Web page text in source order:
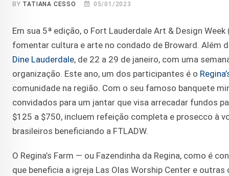
BY TATIANA CESSO 05/01/2023
Em sua 5ª edição, o Fort Lauderdale Art & Design Week
fomentar cultura e arte no condado de Broward. Além
Dine Lauderdale, de 22 a 29 de janeiro, com uma
organização. Este ano, um dos participantes é o
comunidade na região. Com o seu famoso banquete
convidados para um jantar que visa arrecadar fundos
$125 a $750, incluem refeição completa e prosecco à
brasileiros beneficiando a FTLADW.
O Regina’s Farm — ou Fazendinha da Regina, como é
que beneficia a igreja Las Olas Worship Center e